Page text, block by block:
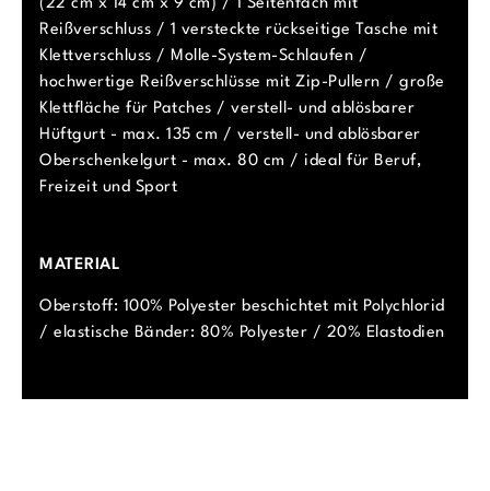
(22 cm x 14 cm x 9 cm) / 1 Seitenfach mit
Reißverschluss / 1 versteckte rückseitige Tasche mit
Klettverschluss / Molle-System-Schlaufen /
hochwertige Reißverschlüsse mit Zip-Pullern / große
Klettfläche für Patches / verstell- und ablösbarer
Hüftgurt - max. 135 cm / verstell- und ablösbarer
Oberschenkelgurt - max. 80 cm / ideal für Beruf,
Freizeit und Sport
MATERIAL
Oberstoff: 100% Polyester beschichtet mit Polychlorid
/ elastische Bänder: 80% Polyester / 20% Elastodien